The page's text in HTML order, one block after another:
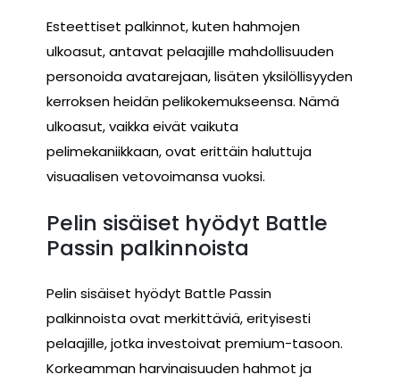
Esteettiset palkinnot, kuten hahmojen
ulkoasut, antavat pelaajille mahdollisuuden
personoida avatarejaan, lisäten yksilöllisyyden
kerroksen heidän pelikokemukseensa. Nämä
ulkoasut, vaikka eivät vaikuta
pelimekaniikkaan, ovat erittäin haluttuja
visuaalisen vetovoimansa vuoksi.
Pelin sisäiset hyödyt Battle
Passin palkinnoista
Pelin sisäiset hyödyt Battle Passin
palkinnoista ovat merkittäviä, erityisesti
pelaajille, jotka investoivat premium-tasoon.
Korkeamman harvinaisuuden hahmot ja